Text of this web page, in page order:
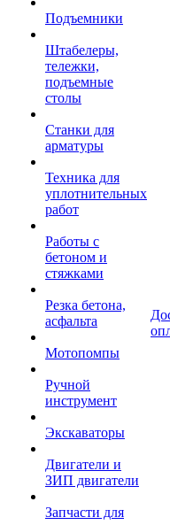
Подъемники
Штабелеры,
тележки,
подъемные
столы
Станки для
арматуры
Техника для
уплотнительных
работ
Работы с
бетоном и
стяжками
Резка бетона,
асфальта
Мотопомпы
Ручной
инструмент
Экскаваторы
Двигатели и
ЗИП двигатели
Запчасти для